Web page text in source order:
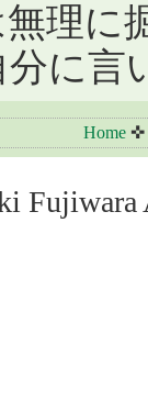
理に
に言
Home ✜
Fujiwara